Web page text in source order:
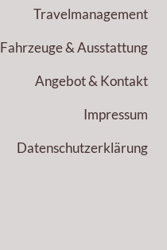
Travelmanagement
Fahrzeuge & Ausstattung
Angebot & Kontakt
Impressum
Datenschutzerklärung